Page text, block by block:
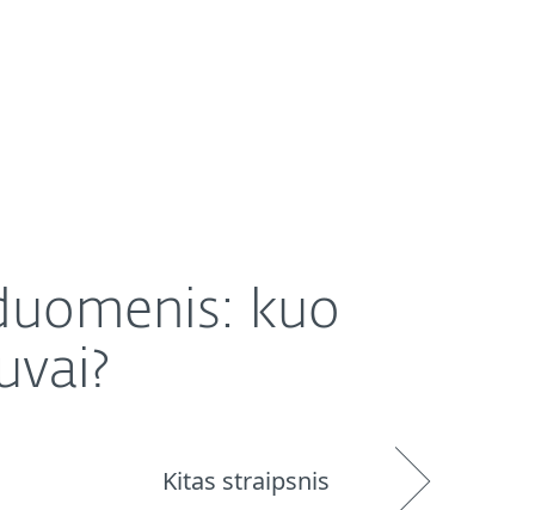
kuo
Kitas straipsnis